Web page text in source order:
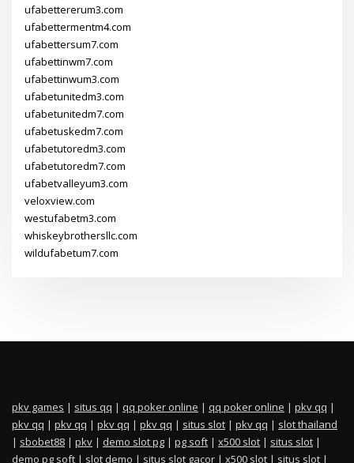
ufabettererum3.com
ufabettermentm4.com
ufabettersum7.com
ufabettinwm7.com
ufabettinwum3.com
ufabetunitedm3.com
ufabetunitedm7.com
ufabetuskedm7.com
ufabetutoredm3.com
ufabetutoredm7.com
ufabetvalleyum3.com
veloxview.com
westufabetm3.com
whiskeybrothersllc.com
wildufabetum7.com
pkv games | situs qq | qq poker online | qq poker online | pkv qq |
pkv qq | pkv qq | pkv qq | pkv qq | situs slot | pkv qq | slot thailand
| sbobet88 | pkv | demo slot pg | pg soft | x500 slot | situs slot |
demo pg soft | slot demo | situs slot gacor | x500 slot | situs slot |